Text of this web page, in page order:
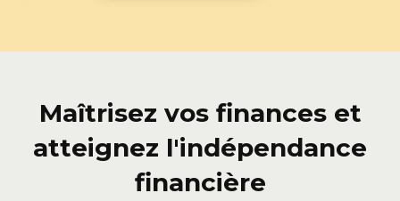
Maîtrisez vos finances et
atteignez l'indépendance
financière